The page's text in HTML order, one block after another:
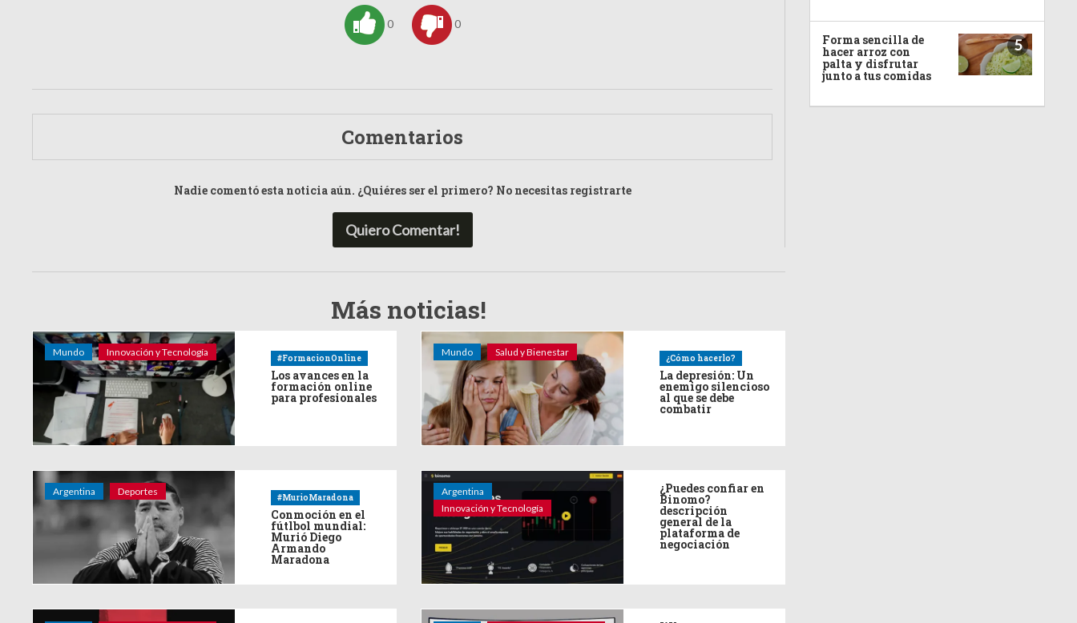
0 0
Comentarios
Nadie comentó esta noticia aún. ¿Quiéres ser el primero? No necesitas registrarte
Quiero Comentar!
Más noticias!
Mundo Innovación y Tecnología
#FormacionOnline
Los avances en la
formación online
para profesionales
Mundo Salud y Bienestar
¿Cómo hacerlo?
La depresión: Un
enemigo silencioso
al que se debe
combatir
Argentina Deportes
#MurioMaradona
Conmoción en el
fútlbol mundial:
Murió Diego
Armando
Maradona
Argentina
Innovación y Tecnología
¿Puedes confiar en
Binomo?
descripción
general de la
plataforma de
negociación
Forma sencilla de
hacer arroz con
palta y disfrutar
junto a tus comidas
5